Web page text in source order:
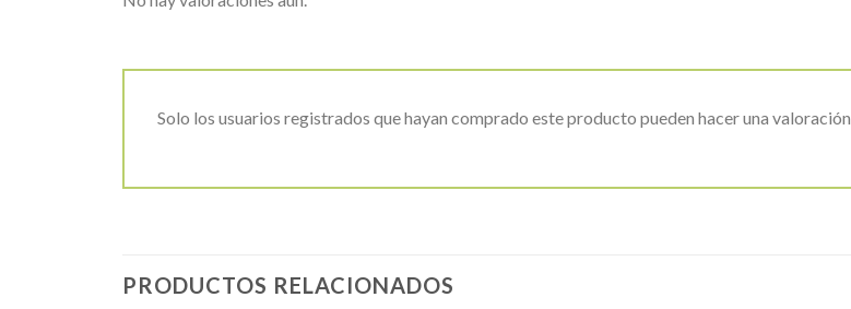
Solo los usuarios registrados que hayan comprado este producto pueden hacer una valoración.
PRODUCTOS RELACIONADOS